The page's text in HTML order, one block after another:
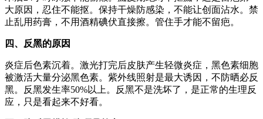
大原因，忍住不能抠。保持干燥防感染，不能让创面沾水。禁
止乱用药膏，不用酒精碘伏直接擦。管住手才能不留疤。
四、反黑的原因
炎症后色素沉着。激光打完后皮肤产生轻微炎症，黑色素细胞
被激活大量分泌黑色素。紫外线照射是最大诱因，不防晒必反
黑。反黑发生率50%以上。反黑不是洗坏了，是正常的生理反
应，只是看起来不好看。